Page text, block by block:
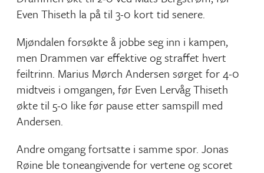
Even Thiseth la på til 3-0 kort tid senere.
Mjøndalen forsøkte å jobbe seg inn i kampen,
men Drammen var effektive og straffet hvert
feiltrinn. Marius Mørch Andersen sørget for 4-0
midtveis i omgangen, før Even Lervåg Thiseth
økte til 5-0 like før pause etter samspill med
Andersen.
Andre omgang fortsatte i samme spor. Jonas
Røine ble toneangivende for vertene og scoret